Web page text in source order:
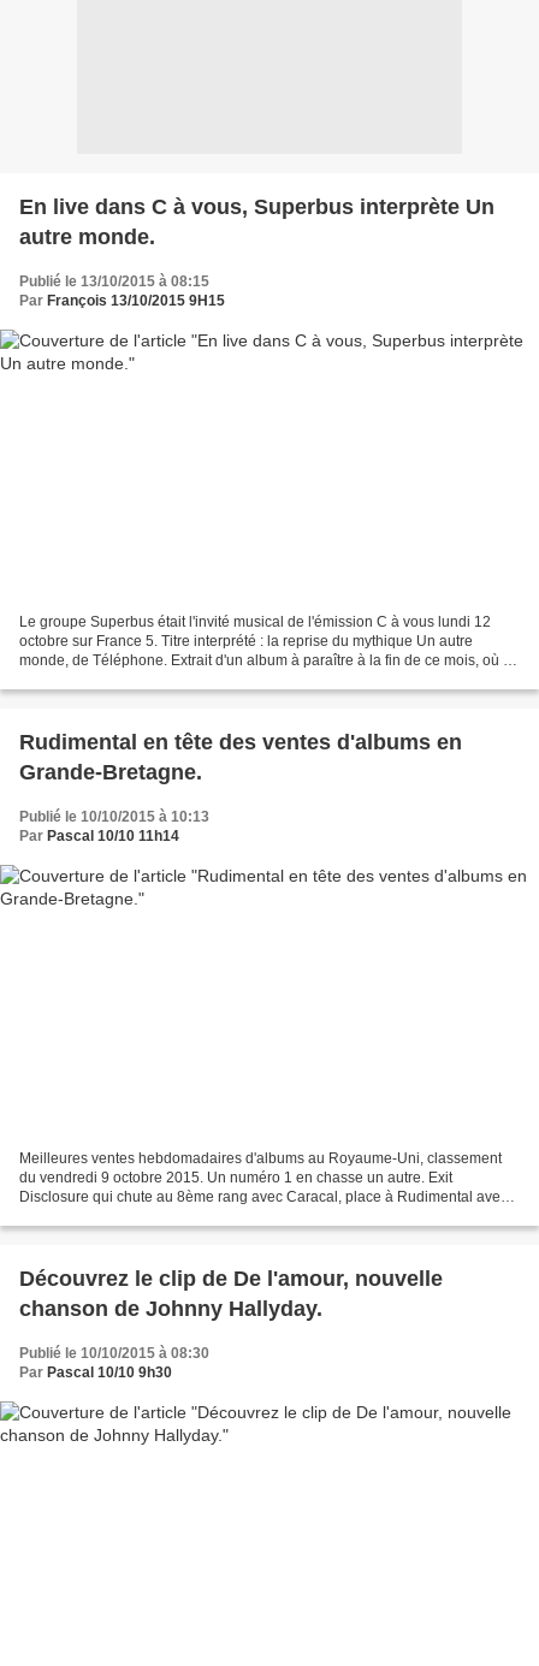
En live dans C à vous, Superbus interprète Un
autre monde.
Publié le 13/10/2015 à 08:15
Par François 13/10/2015 9H15
Le groupe Superbus était l'invité musical de l'émission C à vous lundi 12
octobre sur France 5. Titre interprété : la reprise du mythique Un autre
monde, de Téléphone. Extrait d'un album à paraître à la fin de ce mois, où de
Rudimental en tête des ventes d'albums en
Grande-Bretagne.
Publié le 10/10/2015 à 10:13
Par Pascal 10/10 11h14
Meilleures ventes hebdomadaires d'albums au Royaume-Uni, classement
du vendredi 9 octobre 2015. Un numéro 1 en chasse un autre. Exit
Disclosure qui chute au 8ème rang avec Caracal, place à Rudimental avec
Découvrez le clip de De l'amour, nouvelle
chanson de Johnny Hallyday.
Publié le 10/10/2015 à 08:30
Par Pascal 10/10 9h30